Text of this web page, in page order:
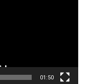
01:50